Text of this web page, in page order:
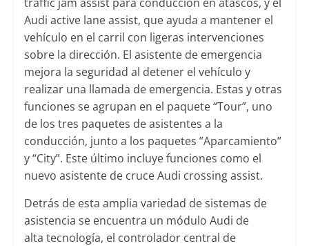
Audi active lane assist, que ayuda a mantener el
vehículo en el carril con ligeras intervenciones
sobre la dirección. El asistente de emergencia
mejora la seguridad al detener el vehículo y
realizar una llamada de emergencia. Estas y otras
funciones se agrupan en el paquete “Tour”, uno
de los tres paquetes de asistentes a la
conducción, junto a los paquetes ”Aparcamiento”
y “City”. Este último incluye funciones como el
nuevo asistente de cruce Audi crossing assist.
Detrás de esta amplia variedad de sistemas de
asistencia se encuentra un módulo Audi de
alta tecnología, el controlador central de